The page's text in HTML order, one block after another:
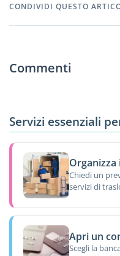
CONDIVIDI QUESTO
Commenti
Servizi essenziali
Chiedi un
servizi di
Apri un
Scegli la